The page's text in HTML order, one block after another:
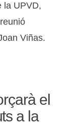
la UPVD,
Viñas.
el
a la